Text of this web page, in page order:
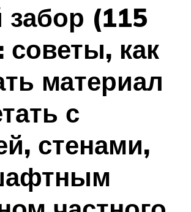
(115
как
материал
с
стенами,